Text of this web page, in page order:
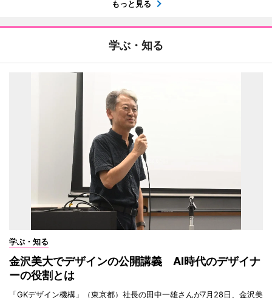
もっと見る
学ぶ・知る
学ぶ・知る
金沢美大でデザインの公開講義 AI時代のデザイナ
ーの役割とは
「GKデザイン機構」（東京都）社長の田中一雄さんが7月28日、金沢美